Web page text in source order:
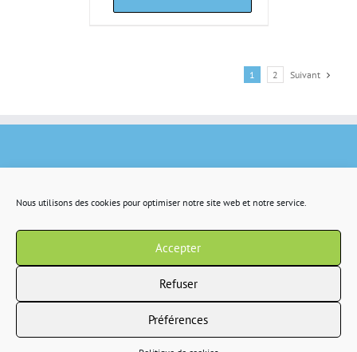
Nous utilisons des cookies pour optimiser notre site web et notre service.
Accepter
Refuser
Préférences
1 2 Suivant